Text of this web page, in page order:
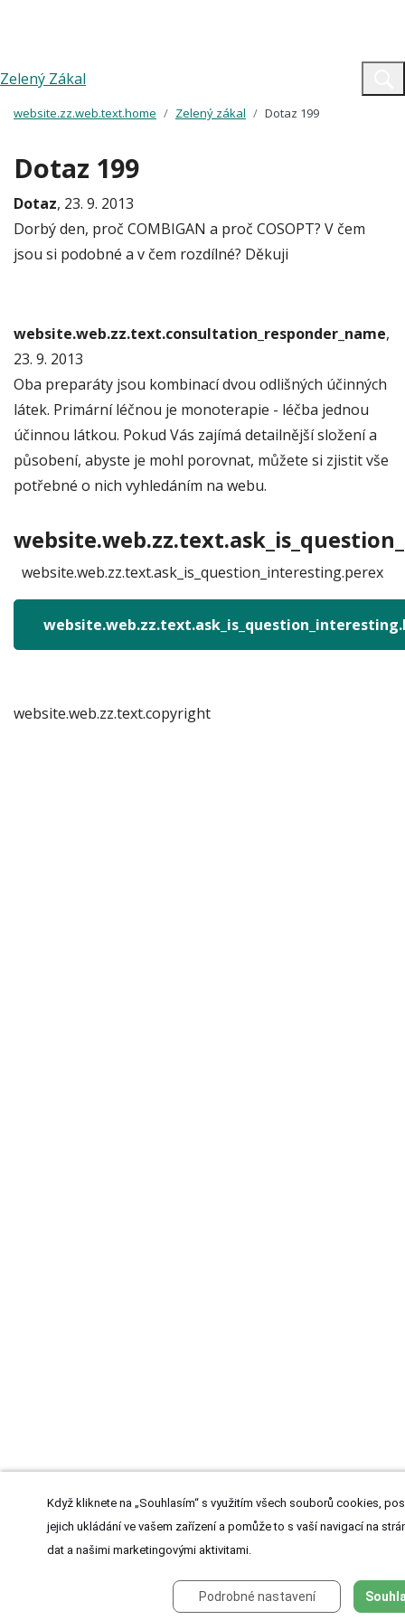
Zelený Zákal
website.zz.web.text.home Zelený zákal Dotaz 199
Dotaz 199
Dotaz, 23. 9. 2013
Dorbý den, proč COMBIGAN a proč COSOPT? V čem
jsou si podobné a v čem rozdílné? Děkuji
website.web.zz.text.consultation_responder_name,
23. 9. 2013
Oba preparáty jsou kombinací dvou odlišných účinných
látek. Primární léčnou je monoterapie - léčba jednou
účinnou látkou. Pokud Vás zajímá detailnější složení a
působení, abyste je mohl porovnat, můžete si zjistit vše
potřebné o nich vyhledáním na webu.
website.web.zz.text.ask_is_question_interesting.perex
website.web.zz.text.copyright
Když kliknete na „Souhlasím“ s využitím všech souborů cookies,
jejich ukládání ve vašem zařízení a pomůže to s vaší navigací na
dat a našimi marketingovými aktivitami.
Podrobné nastavení